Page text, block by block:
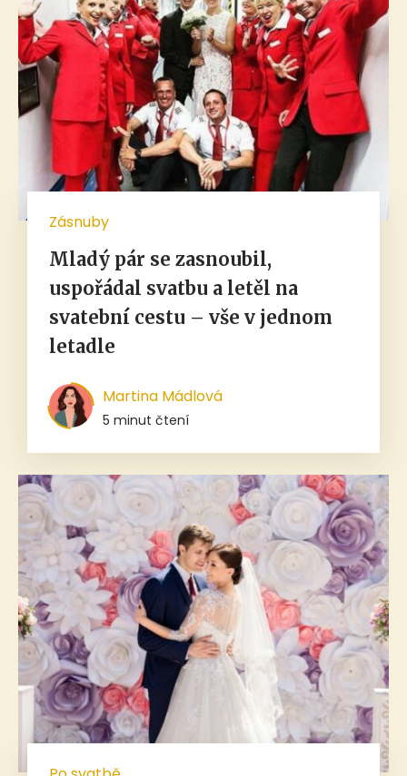
Zásnuby
Mladý pár se zasnoubil,
uspořádal svatbu a letěl na
svatební cestu – vše v jednom
letadle
Martina Mádlová
5 minut čtení